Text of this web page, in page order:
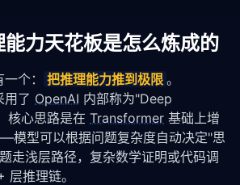
力天花板是怎么炼成的
个： 把推理能力推到极限 。
用了 OpenAI 内部称为"Deep
核心思路是在 Transformer 基础上增
模型可以根据问题复杂度自动决定"思
走浅层路径，复杂数学证明或代码调
推理链。